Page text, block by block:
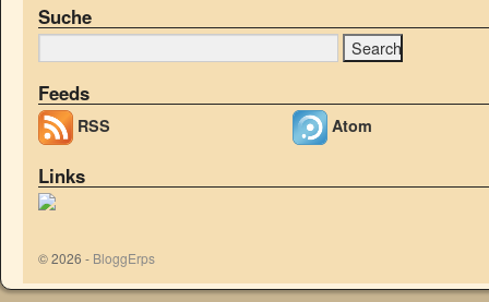
Suche
Feeds
RSS Atom
Links
© 2026 - BloggErps